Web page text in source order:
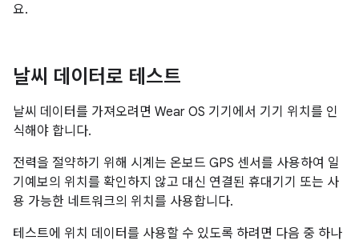
요.
날씨 데이터로 테스트
날씨 데이터를 가져오려면 Wear OS 기기에서 기기 위치를 인
식해야 합니다.
전력을 절약하기 위해 시계는 온보드 GPS 센서를 사용하여 일
기예보의 위치를 확인하지 않고 대신 연결된 휴대기기 또는 사
용 가능한 네트워크의 위치를 사용합니다.
테스트에 위치 데이터를 사용할 수 있도록 하려면 다음 중 하나